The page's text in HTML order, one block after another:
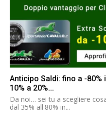
Anticipo Saldi: fino a -80%
10% a 20%...
Da noi… sei tu a scegliere
dal 35% all'80% in...